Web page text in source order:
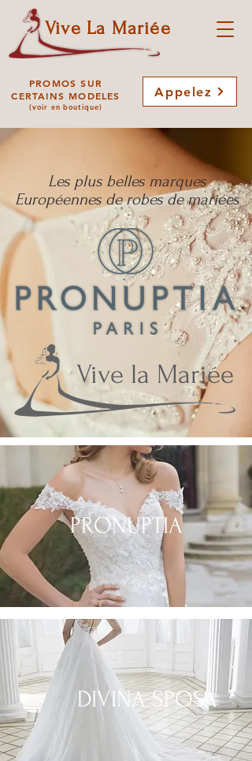
Vive La Mariée
PROMOS SUR
CERTAINS MODELES
(voir en boutique)
Appelez
Les plus belles marques
Européennes de robes de mariées
Vive la Mariée
PRONUPTIA
DIVINA SPOSA